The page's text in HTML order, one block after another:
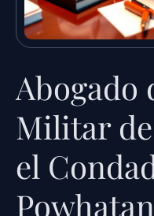
Abogado
Militar
el